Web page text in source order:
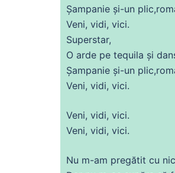
Șampanie și-un
Veni, vidi, vici.
Superstar,
O arde pe tequila și
Șampanie și-un
Veni, vidi, vici.
Veni, vidi, vici.
Veni, vidi, vici.
Nu m-am pregătit cu